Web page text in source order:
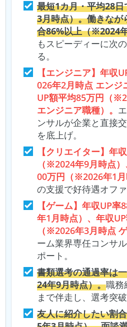
最短1カ月・平均28
3月時点）。働きなが
合86%以上（※2024
もスピーディーに次
る。
【エンジニア】年収
026年2月時点 エンジ
UP額平均85万円（
エンジニア職種）。
ンサルが企業と直接
を底上げ。
【クリエイター】年
（※2024年9月時点
00万円（※2026年1
の支援で好待遇オファ
【ゲーム】年収UP
年1月時点）、年収
（※2026年3月時点
ーム業界専任コンサ
ポート。
書類選考の通過率は
24年9月時点）。職務
まで伴走し、選考突
友人に紹介したい割